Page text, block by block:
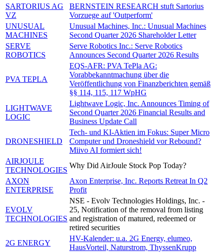
SARTORIUS AG
VZ
BERNSTEIN RESEARCH stuft Sartorius
Vorzuege auf 'Outperform'
UNUSUAL
MACHINES
Unusual Machines, Inc.: Unusual Machines
Second Quarter 2026 Shareholder Letter
SERVE
ROBOTICS
Serve Robotics Inc.: Serve Robotics
Announces Second Quarter 2026 Results
PVA TEPLA
EQS-AFR: PVA TePla AG:
Vorabbekanntmachung über die
Veröffentlichung von Finanzberichten gemäß
§§ 114, 115, 117 WpHG
LIGHTWAVE
LOGIC
Lightwave Logic, Inc. Announces Timing of
Second Quarter 2026 Financial Results and
Business Update Call
DRONESHIELD
Tech- und KI-Aktien im Fokus: Super Micro
Computer und Droneshield vor Rebound?
Miivo AI formiert sich!
AIRJOULE
TECHNOLOGIES
Why Did AirJoule Stock Pop Today?
AXON
ENTERPRISE
Axon Enterprise, Inc. Reports Retreat In Q2
Profit
EVOLV
TECHNOLOGIES
NSE - Evolv Technologies Holdings, Inc. -
25, Notification of the removal from listing
and registration of matured, redeemed or
retired securities
2G ENERGY
HV-Kalender: u.a. 2G Energy, elumeo,
HausVorteil, Naturstrom, ThyssenKrupp